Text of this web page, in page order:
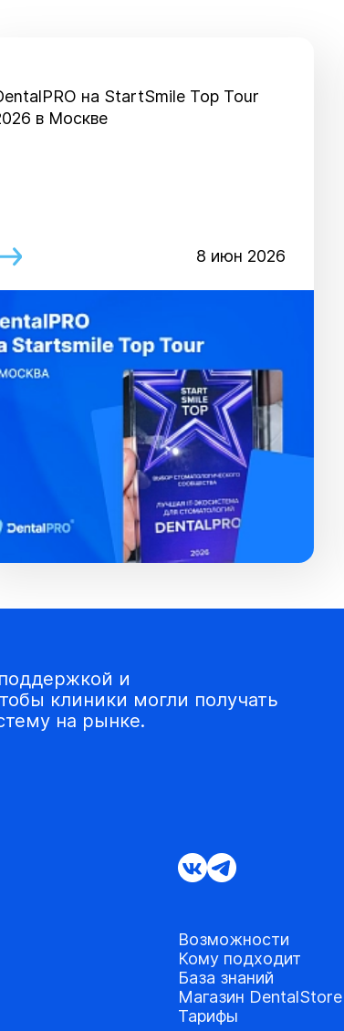
на StartSmile Top Tour
в Москве
8 июн 2026
и
клиники могли получать
на рынке.
Возможности
Кому подходит
База знаний
Магазин DentalStore
Тарифы